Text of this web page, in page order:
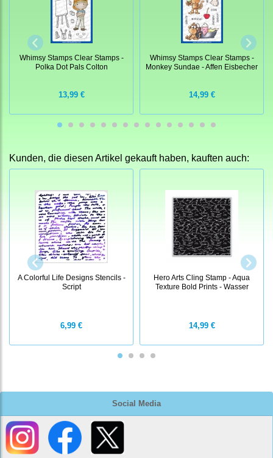
Social Media
Whimsy Stamps Clear Stamps -
Polka Dot Pals Colton
13,99 €
Whimsy Stamps Clear Stamps -
Monkey Sundae - Affen Eisbecher
14,99 €
Kunden, die diesen Artikel gekauft haben, kauften auch:
A Colorful Life Designs Stencils -
Script
6,99 €
Hero Arts Cling Stamp - Aqua
Texture Bold Prints - Wasser
14,99 €